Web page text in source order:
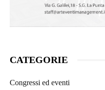
CATEGORIE
Congressi ed eventi